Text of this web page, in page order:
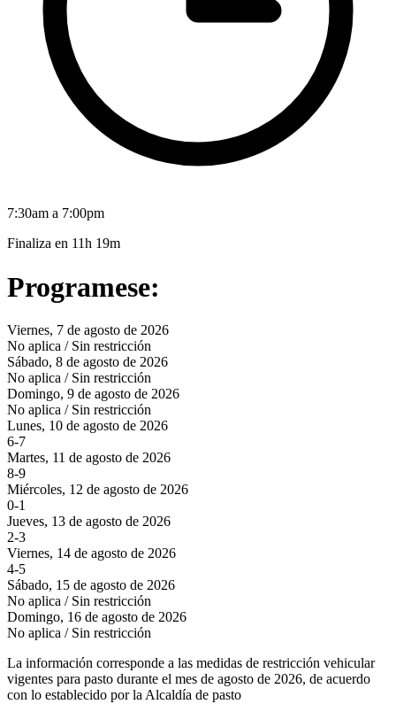
7:30am a 7:00pm
Finaliza en 11h 19m
Programese:
Viernes, 7 de agosto de 2026
No aplica / Sin restricción
Sábado, 8 de agosto de 2026
No aplica / Sin restricción
Domingo, 9 de agosto de 2026
No aplica / Sin restricción
Lunes, 10 de agosto de 2026
6-7
Martes, 11 de agosto de 2026
8-9
Miércoles, 12 de agosto de 2026
0-1
Jueves, 13 de agosto de 2026
2-3
Viernes, 14 de agosto de 2026
4-5
Sábado, 15 de agosto de 2026
No aplica / Sin restricción
Domingo, 16 de agosto de 2026
No aplica / Sin restricción
La información corresponde a las medidas de restricción vehicular
vigentes para pasto durante el mes de agosto de 2026, de acuerdo
con lo establecido por la Alcaldía de pasto